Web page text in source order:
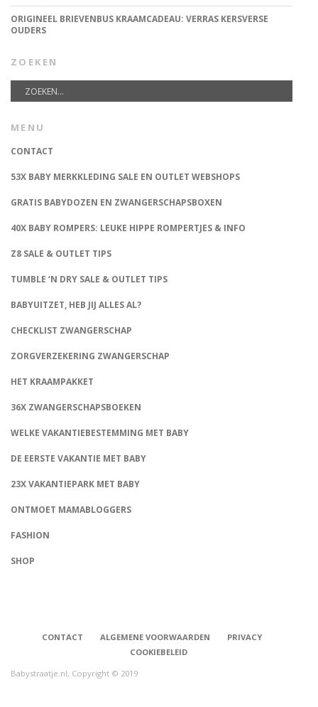
ORIGINEEL BRIEVENBUS KRAAMCADEAU: VERRAS KERSVERSE
OUDERS
ZOEKEN
MENU
CONTACT
53X BABY MERKKLEDING SALE EN OUTLET WEBSHOPS
GRATIS BABYDOZEN EN ZWANGERSCHAPSBOXEN
40X BABY ROMPERS: LEUKE HIPPE ROMPERTJES & INFO
Z8 SALE & OUTLET TIPS
TUMBLE ‘N DRY SALE & OUTLET TIPS
BABYUITZET, HEB JIJ ALLES AL?
CHECKLIST ZWANGERSCHAP
ZORGVERZEKERING ZWANGERSCHAP
HET KRAAMPAKKET
36X ZWANGERSCHAPSBOEKEN
WELKE VAKANTIEBESTEMMING MET BABY
DE EERSTE VAKANTIE MET BABY
23X VAKANTIEPARK MET BABY
ONTMOET MAMABLOGGERS
FASHION
SHOP
CONTACT ALGEMENE VOORWAARDEN
PRIVACY
COOKIEBELEID
Babystraatje.nl, Copyright © 2019